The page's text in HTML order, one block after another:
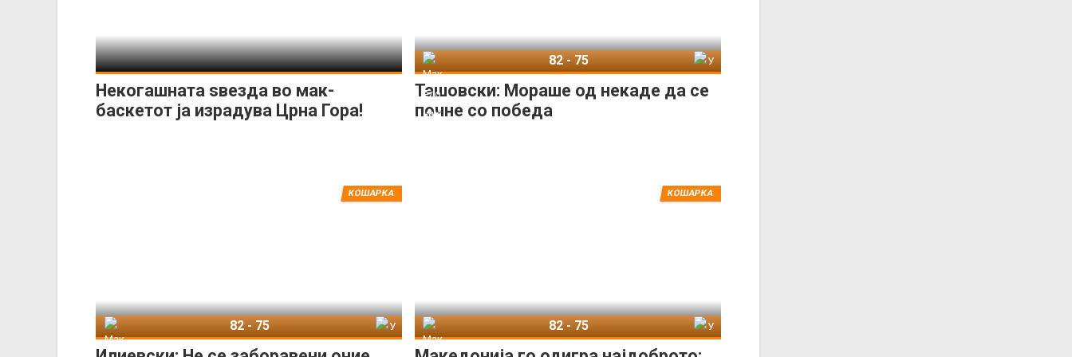
Некогашната ѕвезда во мак-
баскетот ја израдува Црна Гора!
Ташовски: Мораше од некаде да се
почне со победа
82-75
КОШАРКА
82-75
КОШАРКА
82-75